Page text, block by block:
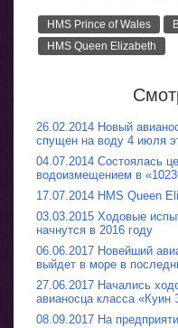
HMS Prince of Wales
HMS Queen Elizabeth
26.02.2014 Новый
спущен на воду 4 июля
04.07.2014 Состоялась
водоизмещением в
17.07.2014 HMS Queen
03.03.2015 Ходовые
начнутся в 2016 году
06.06.2017 Новейший
выйдет в море в
27.06.2017 Начались
авианосца класса
08.09.2017 На